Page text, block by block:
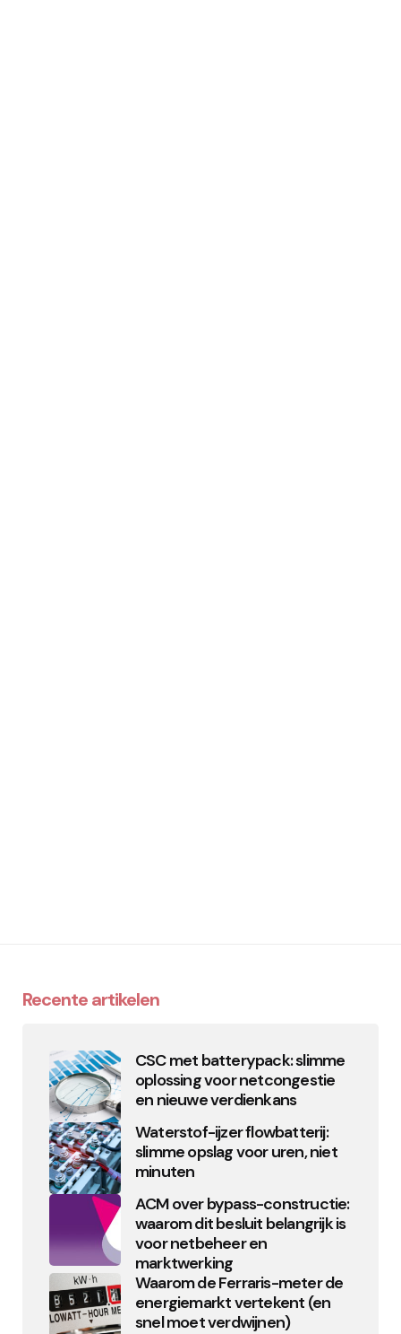
Recente artikelen
CSC met batterypack: slimme
oplossing voor netcongestie
en nieuwe verdienkans
Waterstof-ijzer flowbatterij:
slimme opslag voor uren, niet
minuten
ACM over bypass-constructie:
waarom dit besluit belangrijk is
voor netbeheer en
marktwerking
Waarom de Ferraris-meter de
energiemarkt vertekent (en
snel moet verdwijnen)